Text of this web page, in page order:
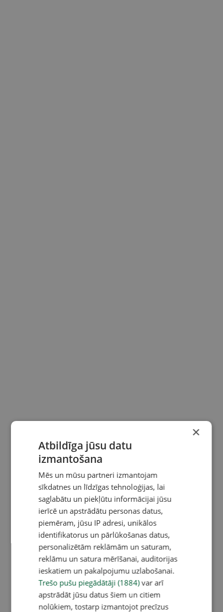
×
Atbildīga jūsu datu
izmantošana
Mēs un mūsu partneri izmantojam
sīkdatnes un līdzīgas tehnoloģijas, lai
saglabātu un piekļūtu informācijai jūsu
ierīcē un apstrādātu personas datus,
piemēram, jūsu IP adresi, unikālos
identifikatorus un pārlūkošanas datus,
personalizētām reklāmām un saturam,
reklāmu un satura mērīšanai, auditorijas
ieskatiem un pakalpojumu uzlabošanai.
Trešo pušu piegādātāji (1884)var arī
apstrādāt jūsu datus šiem un citiem
nolūkiem, tostarp izmantojot precīzus